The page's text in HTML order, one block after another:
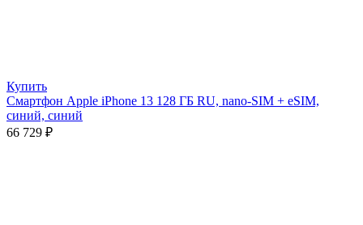
Купить
Смартфон Apple iPhone 13 128 ГБ RU, nano-SIM + eSIM,
синий, синий
66 729 ₽